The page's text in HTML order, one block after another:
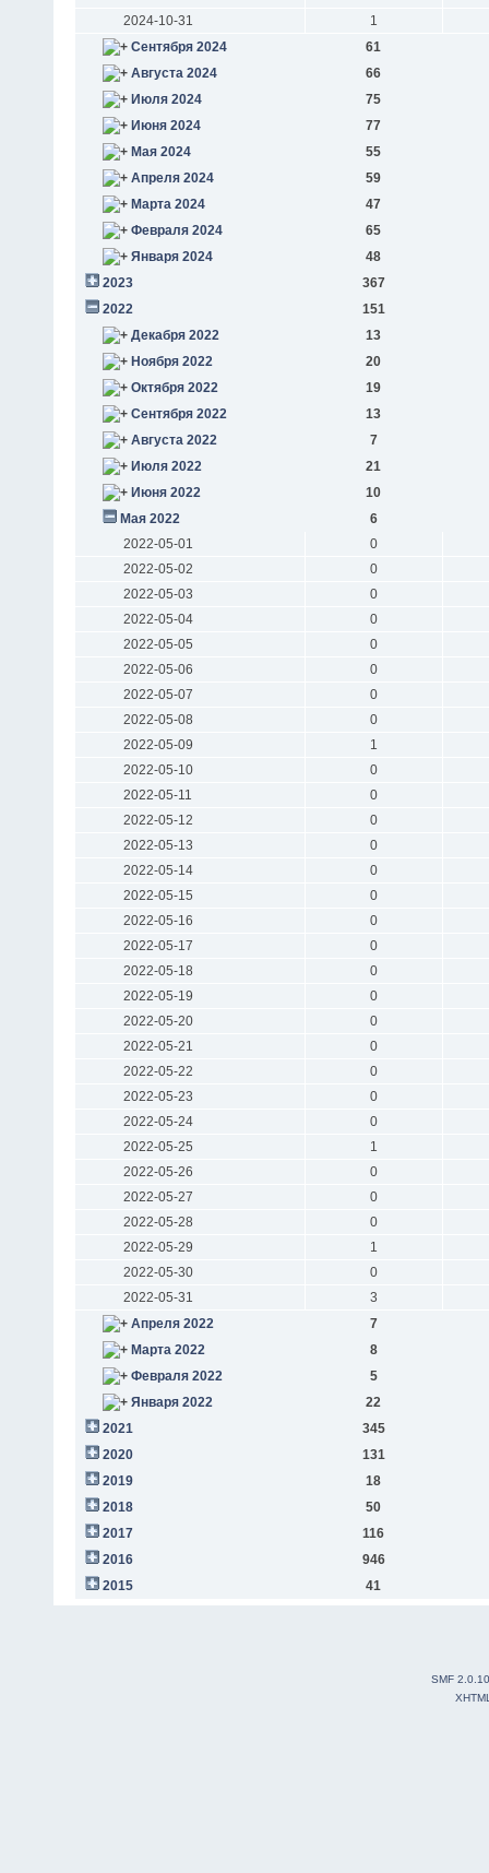
2024-10-31
1
Сентября 2024
61
Августа 2024
66
Июля 2024
75
Июня 2024
77
Мая 2024
55
Апреля 2024
59
Марта 2024
47
Февраля 2024
65
Января 2024
48
2023
367
2022
151
Декабря 2022
13
Ноября 2022
20
Октября 2022
19
Сентября 2022
13
Августа 2022
7
Июля 2022
21
Июня 2022
10
Мая 2022
6
2022-05-01
0
2022-05-02
0
2022-05-03
0
2022-05-04
0
2022-05-05
0
2022-05-06
0
2022-05-07
0
2022-05-08
0
2022-05-09
1
2022-05-10
0
2022-05-11
0
2022-05-12
0
2022-05-13
0
2022-05-14
0
2022-05-15
0
2022-05-16
0
2022-05-17
0
2022-05-18
0
2022-05-19
0
2022-05-20
0
2022-05-21
0
2022-05-22
0
2022-05-23
0
2022-05-24
0
2022-05-25
1
2022-05-26
0
2022-05-27
0
2022-05-28
0
2022-05-29
1
2022-05-30
0
2022-05-31
3
Апреля 2022
7
Марта 2022
8
Февраля 2022
5
Января 2022
22
2021
345
2020
131
2019
18
2018
50
2017
116
2016
946
2015
41
SMF 2.0.10